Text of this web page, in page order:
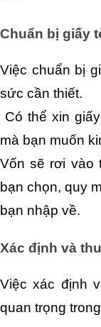
Chuẩn bị giấy
Việc chuẩn bị
sức cần thiết.
Có thể xin
mà bạn muốn
Vốn sẽ rơi vào
bạn chọn, quy
bạn nhập về.
Xác định và
Việc xác định
quan trọng